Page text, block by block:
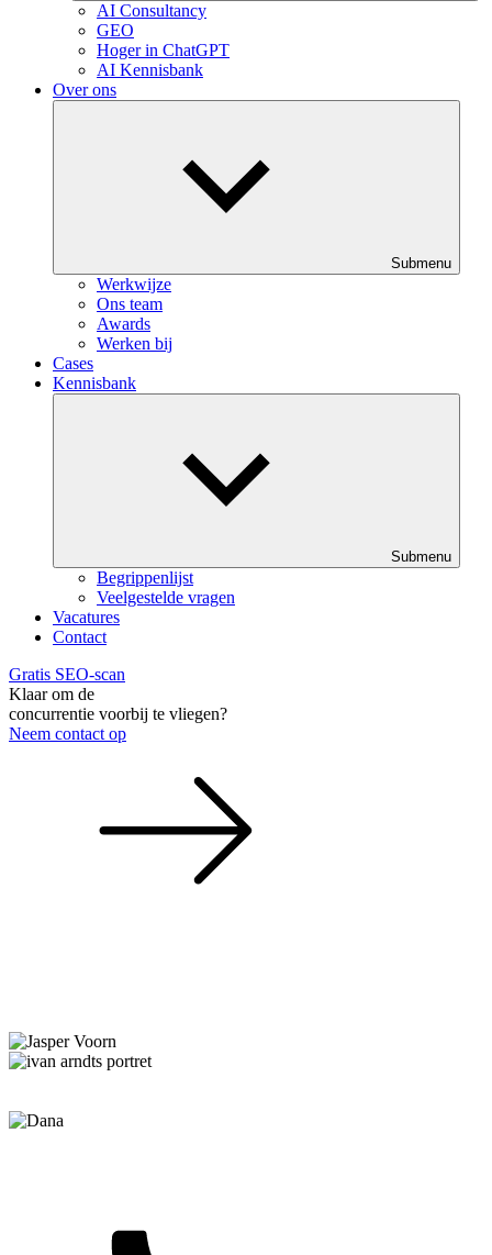
AI Consultancy
GEO
Hoger in ChatGPT
AI Kennisbank
Over ons
Submenu
Werkwijze
Ons team
Awards
Werken bij
Cases
Kennisbank
Submenu
Begrippenlijst
Veelgestelde vragen
Vacatures
Contact
Gratis SEO-scan
Klaar om de
concurrentie voorbij te vliegen?
Neem contact op